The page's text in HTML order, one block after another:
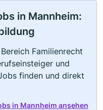
in Mannheim:
Familienrecht
und
finden und direkt
in Mannheim ansehen